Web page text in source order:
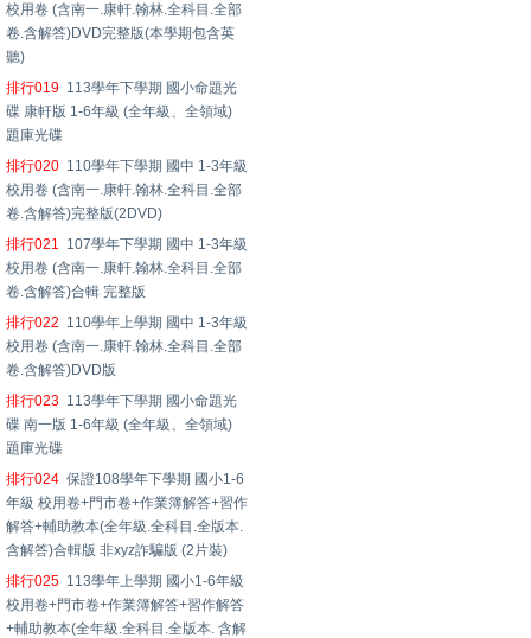
校用卷 (含南一.康軒.翰林.全科目.全部
卷.含解答)DVD完整版(本學期包含英
聽)
排行019 113學年下學期 國小命題光
碟 康軒版 1-6年級 (全年級、全領域)
題庫光碟
排行020 110學年下學期 國中 1-3年級
校用卷 (含南一.康軒.翰林.全科目.全部
卷.含解答)完整版(2DVD)
排行021 107學年下學期 國中 1-3年級
校用卷 (含南一.康軒.翰林.全科目.全部
卷.含解答)合輯 完整版
排行022 110學年上學期 國中 1-3年級
校用卷 (含南一.康軒.翰林.全科目.全部
卷.含解答)DVD版
排行023 113學年下學期 國小命題光
碟 南一版 1-6年級 (全年級、全領域)
題庫光碟
排行024 保證108學年下學期 國小1-6
年級 校用卷+門市卷+作業簿解答+習作
解答+輔助教本(全年級.全科目.全版本.
含解答)合輯版 非xyz詐騙版 (2片裝)
排行025 113學年上學期 國小1-6年級
校用卷+門市卷+作業簿解答+習作解答
+輔助教本(全年級.全科目.全版本. 含解